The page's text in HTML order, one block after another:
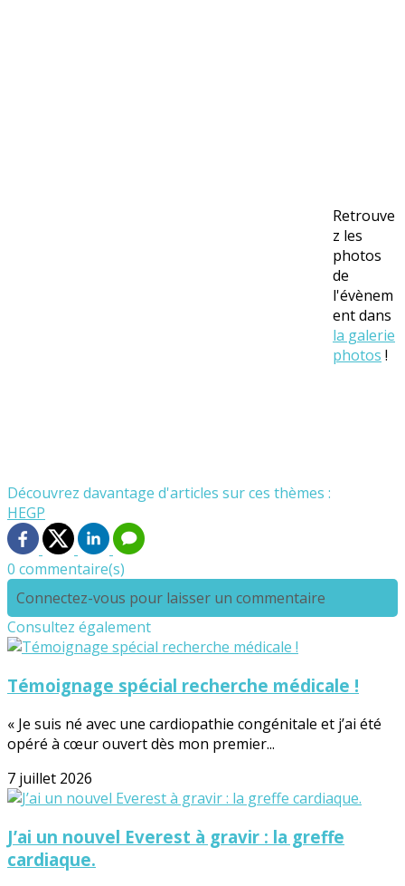
Retrouve
z les
photos
de
l'évènem
ent dans
la galerie
photos !
Découvrez davantage d'articles sur ces thèmes :
HEGP
0 commentaire(s)
Connectez-vous pour laisser un commentaire
Consultez également
Témoignage spécial recherche médicale !
« Je suis né avec une cardiopathie congénitale et j’ai été
opéré à cœur ouvert dès mon premier...
7 juillet 2026
J’ai un nouvel Everest à gravir : la greffe
cardiaque.